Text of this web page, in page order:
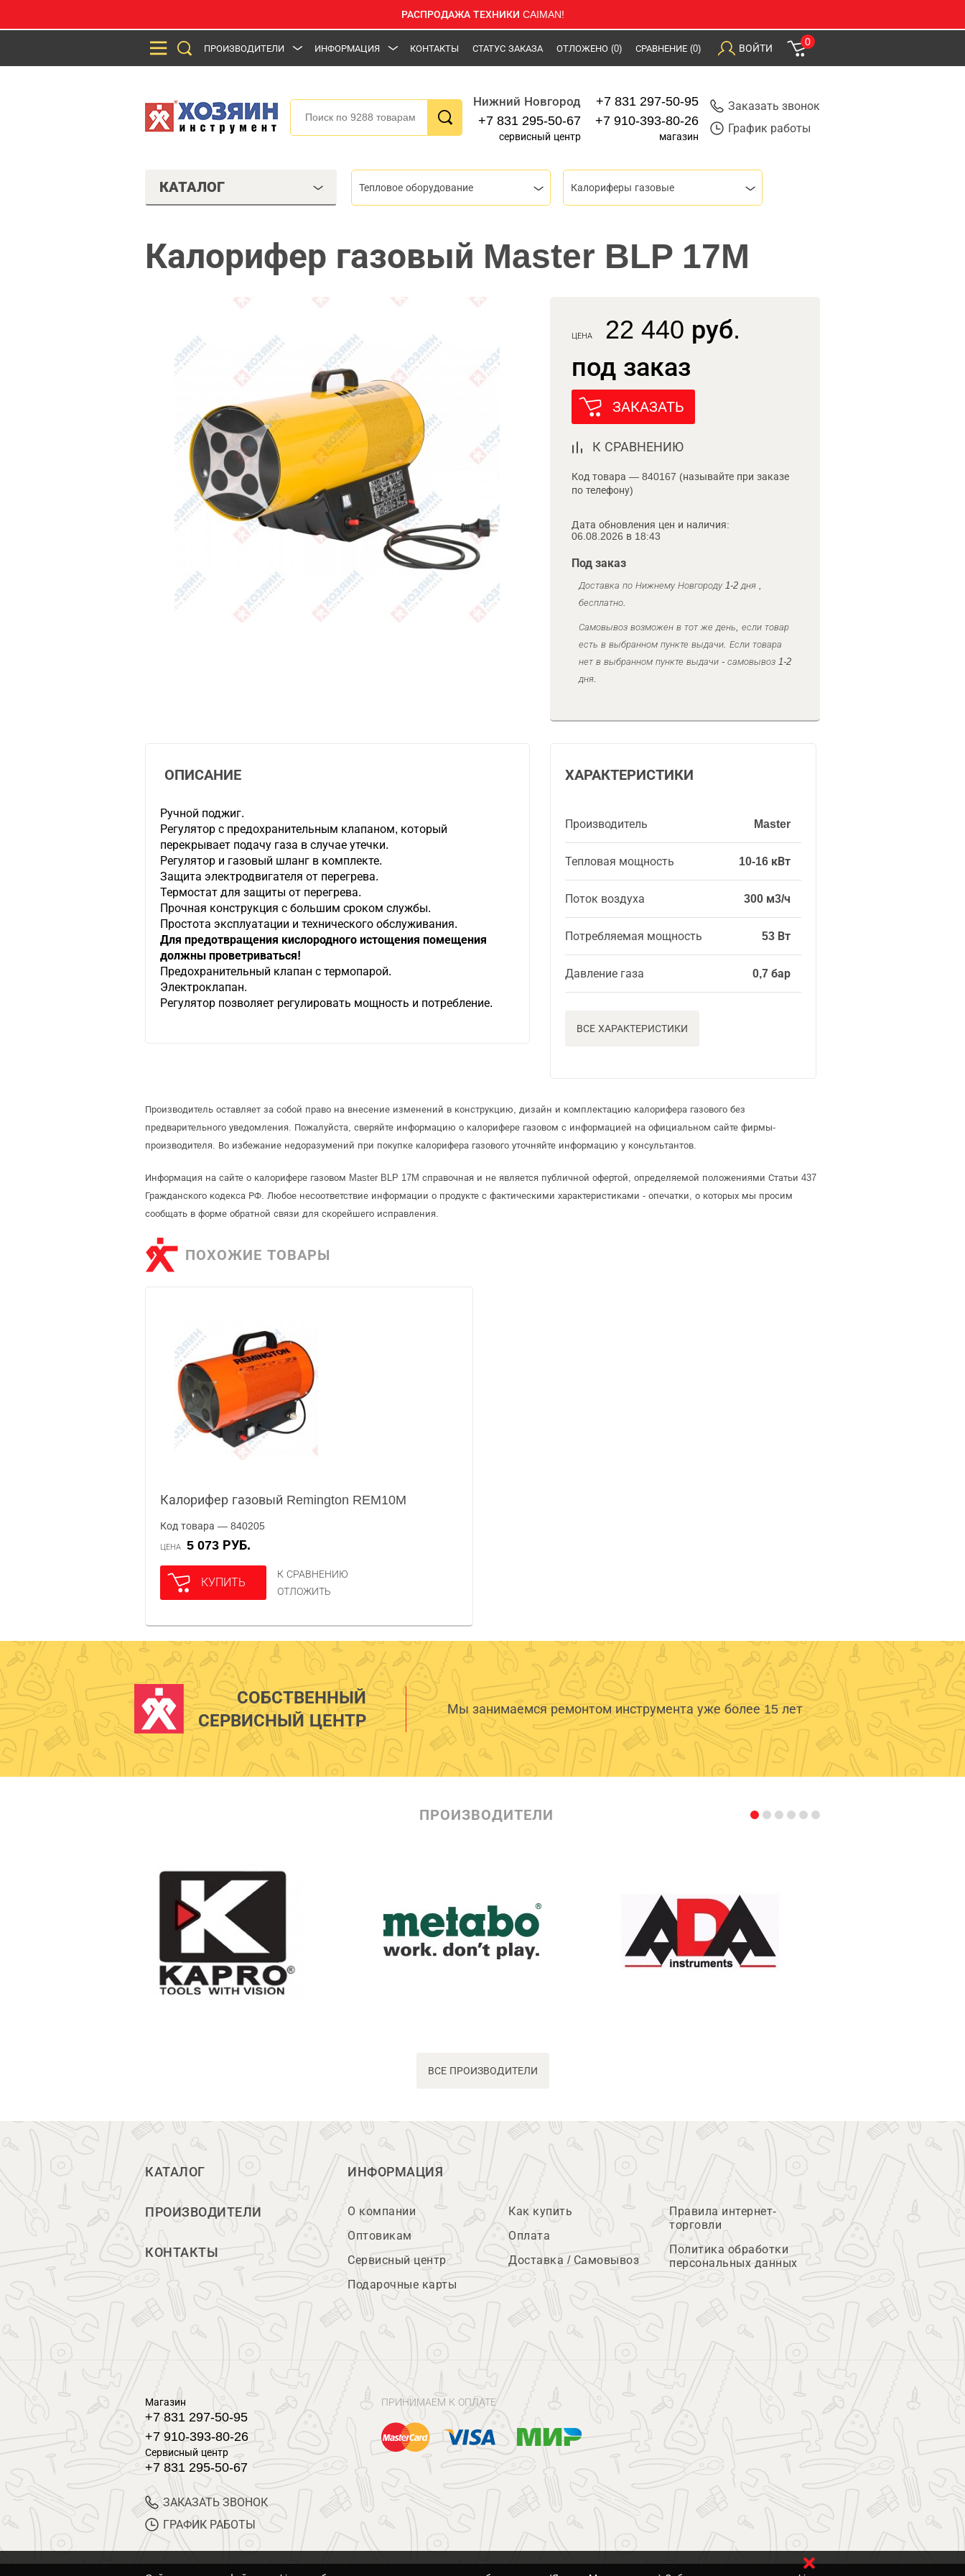
РАСПРОДАЖА ТЕХНИКИ CAIMAN!
ПРОИЗВОДИТЕЛИ ИНФОРМАЦИЯ КОНТАКТЫ СТАТУС ЗАКАЗА ОТЛОЖЕНО (0) СРАВНЕНИЕ (0) ВОЙТИ
0
Нижний Новгород
+7 831 295-50-67
сервисный центр
+7 831 297-50-95
+7 910-393-80-26
магазин
Заказать звонок
График работы
КАТАЛОГ Тепловое оборудование Калориферы газовые
Калорифер газовый Master BLP 17M
ЦЕНА
22 440 руб.
под заказ
ЗАКАЗАТЬ
К СРАВНЕНИЮ
Код товара — 840167 (называйте при заказе
по телефону)
Дата обновления цен и наличия:
06.08.2026 в 18:43
Под заказ
Доставка по Нижнему Новгороду 1-2 дня ,
бесплатно.
Самовывоз возможен в тот же день, если товар
есть в выбранном пункте выдачи. Если товара
нет в выбранном пункте выдачи - самовывоз 1-2
дня.
ХАРАКТЕРИСТИКИ
Производитель Master
Тепловая мощность 10-16 кВт
Поток воздуха 300 м3/ч
Потребляемая мощность 53 Вт
Давление газа 0,7 бар
ВСЕ ХАРАКТЕРИСТИКИ
ОПИСАНИЕ
Ручной поджиг.
Регулятор с предохранительным клапаном, который
перекрывает подачу газа в случае утечки.
Регулятор и газовый шланг в комплекте.
Защита электродвигателя от перегрева.
Термостат для защиты от перегрева.
Прочная конструкция с большим сроком службы.
Простота эксплуатации и технического обслуживания.
Для предотвращения кислородного истощения помещения
должны проветриваться!
Предохранительный клапан с термопарой.
Электроклапан.
Регулятор позволяет регулировать мощность и потребление.
Производитель оставляет за собой право на внесение изменений в конструкцию, дизайн и комплектацию калорифера газового без
предварительного уведомления. Пожалуйста, сверяйте информацию о калорифере газовом с информацией на официальном сайте фирмы-
производителя. Во избежание недоразумений при покупке калорифера газового уточняйте информацию у консультантов.
Информация на сайте о калорифере газовом Master BLP 17M справочная и не является публичной офертой, определяемой положениями Статьи 437
Гражданского кодекса РФ. Любое несоответствие информации о продукте с фактическими характеристиками - опечатки, о которых мы просим
сообщать в форме обратной связи для скорейшего исправления.
ПОХОЖИЕ ТОВАРЫ
Калорифер газовый Remington REM10M
Код товара — 840205
ЦЕНА 5 073 РУБ.
КУПИТЬ
К СРАВНЕНИЮ
ОТЛОЖИТЬ
СОБСТВЕННЫЙ
СЕРВИСНЫЙ ЦЕНТР
Мы занимаемся ремонтом инструмента уже более 15 лет
ПРОИЗВОДИТЕЛИ
ВСЕ ПРОИЗВОДИТЕЛИ
КАТАЛОГ
ПРОИЗВОДИТЕЛИ
КОНТАКТЫ
ИНФОРМАЦИЯ
О компании
Оптовикам
Сервисный центр
Подарочные карты
Как купить
Оплата
Доставка / Самовывоз
Правила интернет-
торговли
Политика обработки
персональных данных
Магазин
+7 831 297-50-95
+7 910-393-80-26
Сервисный центр
+7 831 295-50-67
ЗАКАЗАТЬ ЗВОНОК
ГРАФИК РАБОТЫ
ПРИНИМАЕМ К ОПЛАТЕ